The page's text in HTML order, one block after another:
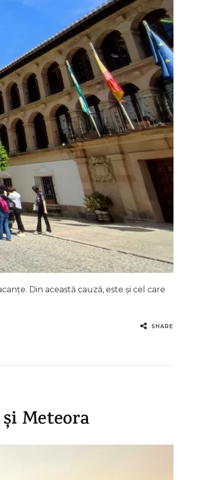
Din această cauză, este și cel care
SHARE
Meteora